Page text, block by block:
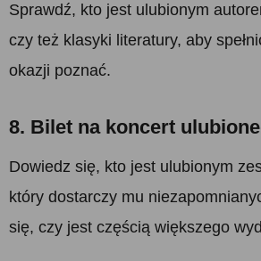
Sprawdź, kto jest ulubionym
czy też klasyki literatury, aby
okazji poznać.
8. Bilet na koncert
Dowiedz się, kto jest ulubionym
który dostarczy mu
się, czy jest częścią większego